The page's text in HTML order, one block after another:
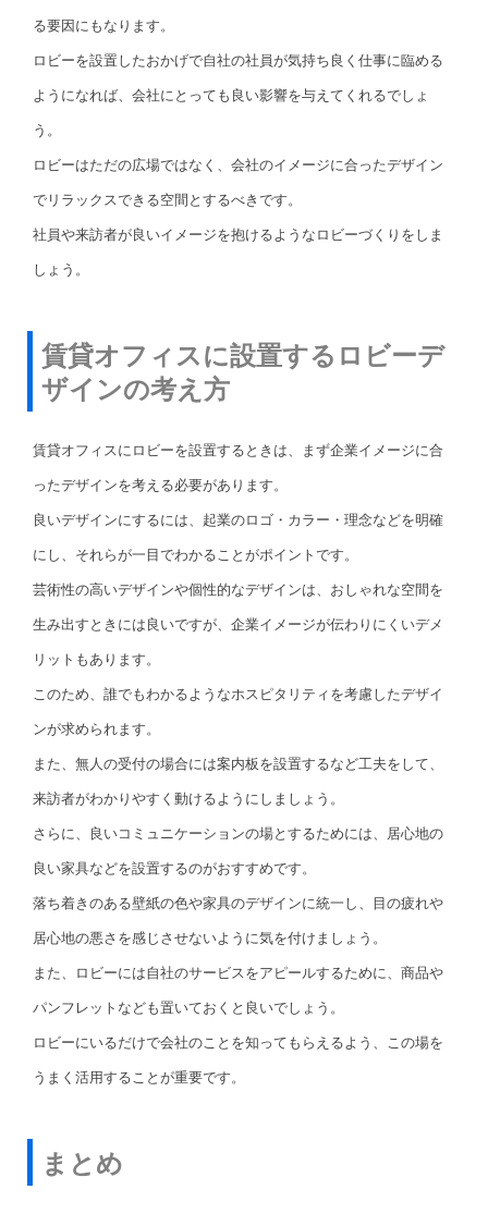
る要因にもなります。
ロビーを設置したおかげで自社の社員が気持ち良く仕事に臨める
ようになれば、会社にとっても良い影響を与えてくれるでしょ
う。
ロビーはただの広場ではなく、会社のイメージに合ったデザイン
でリラックスできる空間とするべきです。
社員や来訪者が良いイメージを抱けるようなロビーづくりをしま
しょう。
賃貸オフィスに設置するロビーデ
ザインの考え方
賃貸オフィスにロビーを設置するときは、まず企業イメージに合
ったデザインを考える必要があります。
良いデザインにするには、起業のロゴ・カラー・理念などを明確
にし、それらが一目でわかることがポイントです。
芸術性の高いデザインや個性的なデザインは、おしゃれな空間を
生み出すときには良いですが、企業イメージが伝わりにくいデメ
リットもあります。
このため、誰でもわかるようなホスピタリティを考慮したデザイ
ンが求められます。
また、無人の受付の場合には案内板を設置するなど工夫をして、
来訪者がわかりやすく動けるようにしましょう。
さらに、良いコミュニケーションの場とするためには、居心地の
良い家具などを設置するのがおすすめです。
落ち着きのある壁紙の色や家具のデザインに統一し、目の疲れや
居心地の悪さを感じさせないように気を付けましょう。
また、ロビーには自社のサービスをアピールするために、商品や
パンフレットなども置いておくと良いでしょう。
ロビーにいるだけで会社のことを知ってもらえるよう、この場を
うまく活用することが重要です。
まとめ